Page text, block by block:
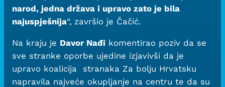
narod, jedna država i upravo zato je bila
najuspješnija“, završio je Čačić.
Na kraju je Davor Nađi komentirao poziv da se
sve stranke oporbe ujedine izjavivši da je
upravo koalicija stranaka Za bolju Hrvatsku
napravila najveće okupljanje na centru te da su